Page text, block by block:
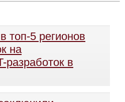
топ-5 регионов
на
разработок в